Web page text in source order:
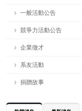
一般活動公告
競爭力活動公告
企業徵才
系友活動
捐贈故事